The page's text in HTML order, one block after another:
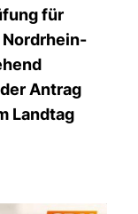
für
Antrag
Landtag